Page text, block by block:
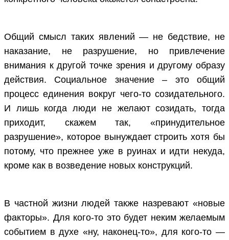
Общий смысл таких явлений — не бедствие, не
наказание, не разрушение, но привлечение
внимания к другой точке зрения и другому образу
действия. Социальное значение – это общий
процесс единения вокруг чего-то созидательного.
И лишь когда люди не желают созидать, тогда
приходит, скажем так, «принудительное
разрушение», которое вынуждает строить хотя бы
потому, что прежнее уже в руинах и идти некуда,
кроме как в возведение новых конструкций.
В частной жизни людей также назревают «новые
факторы». Для кого-то это будет неким желаемым
событием в духе «ну, наконец-то», для кого-то —